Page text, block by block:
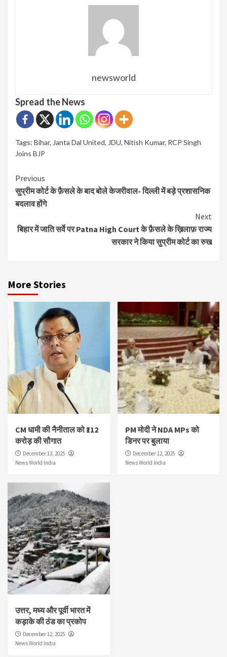
newsworld
Spread the News
Tags: Bihar, Janta Dal United, JDU, Nitish Kumar, RCP Singh
Joins BJP
Continue
Reading
Previous
सुप्रीम कोर्ट के फ़ैसले के बाद बोले केजरीवाल- दिल्ली में बड़े प्रशासनिक
बदलाव होंगे
Next
बिहार में जाति सर्वे पर Patna High Court के फ़ैसले के ख़िलाफ़ राज्य
सरकार ने किया सुप्रीम कोर्ट का रुख
More Stories
CM धामी की नैनीताल को ₹112
करोड़ की सौगात
December 13, 2025
News World India
PM मोदी ने NDA MPs को
डिनर पर बुलाया
December 12, 2025
News World India
उत्तर, मध्य और पूर्वी भारत में
कड़ाके की ठंड का प्रकोप
December 12, 2025
News World India